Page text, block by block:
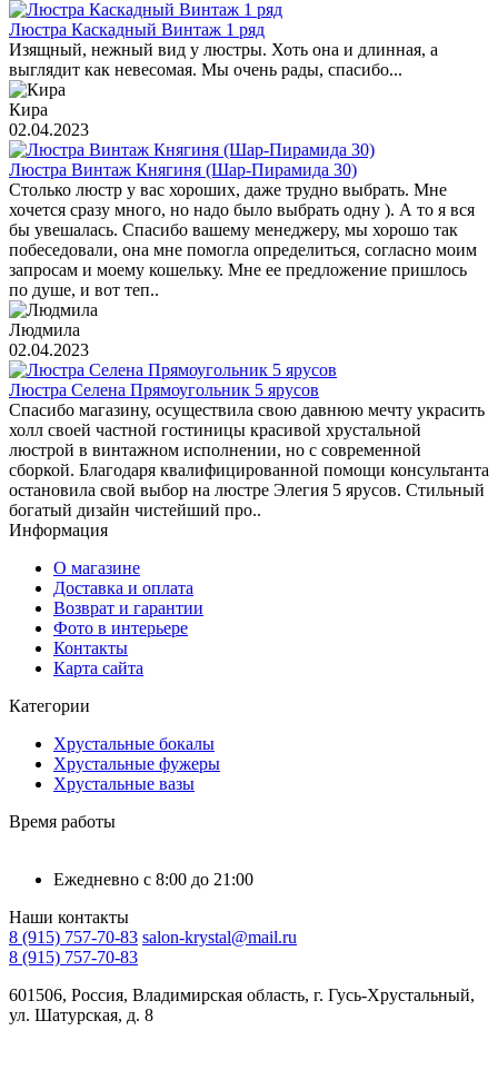
Люстра Каскадный Винтаж 1 ряд
Изящный, нежный вид у люстры. Хоть она и длинная, а
выглядит как невесомая. Мы очень рады, спасибо...
Кира
02.04.2023
Люстра Винтаж Княгиня (Шар-Пирамида 30)
Столько люстр у вас хороших, даже трудно выбрать. Мне
хочется сразу много, но надо было выбрать одну ). А то я вся
бы увешалась. Спасибо вашему менеджеру, мы хорошо так
побеседовали, она мне помогла определиться, согласно моим
запросам и моему кошельку. Мне ее предложение пришлось
по душе, и вот теп..
Людмила
02.04.2023
Люстра Селена Прямоугольник 5 ярусов
Спасибо магазину, осуществила свою давнюю мечту украсить
холл своей частной гостиницы красивой хрустальной
люстрой в винтажном исполнении, но с современной
сборкой. Благодаря квалифицированной помощи консультанта
остановила свой выбор на люстре Элегия 5 ярусов. Стильный
богатый дизайн чистейший про..
Информация
О магазине
Доставка и оплата
Возврат и гарантии
Фото в интерьере
Контакты
Карта сайта
Категории
Хрустальные бокалы
Хрустальные фужеры
Хрустальные вазы
Время работы
Ежедневно с 8:00 до 21:00
Наши контакты
8 (915) 757-70-83 salon-krystal@mail.ru
8 (915) 757-70-83
601506, Россия, Владимирская область, г. Гусь-Хрустальный,
ул. Шатурская, д. 8